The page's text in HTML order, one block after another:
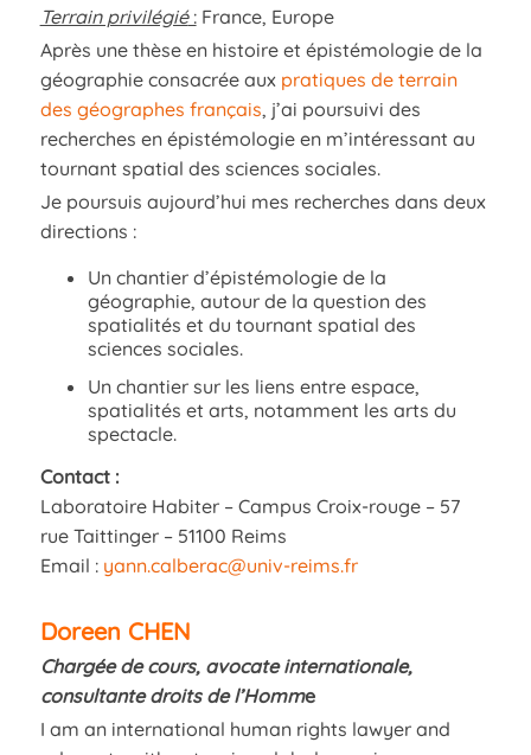
Terrain privilégié:France, Europe
Après une thèse en histoire et épistémologie de la
géographie consacrée aux pratiques de terrain
des géographes français, j’ai poursuivi des
recherches en épistémologie en m’intéressant au
tournant spatial des sciences sociales.
Je poursuis aujourd’hui mes recherches dans deux
directions :
Un chantier d’épistémologie de la
géographie, autour de la question des
spatialités et du tournant spatial des
sciences sociales.
Un chantier sur les liens entre espace,
spatialités et arts, notamment les arts du
spectacle.
Contact :
Laboratoire Habiter – Campus Croix-rouge – 57
rue Taittinger – 51100 Reims
Email : yann.calberac@univ-reims.fr
Doreen CHEN
Chargée de cours, avocate internationale,
consultante droits de l’Homme
I am an international human rights lawyer and